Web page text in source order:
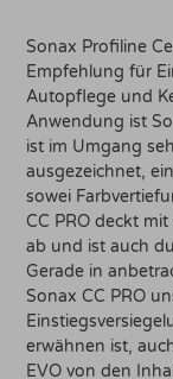
Sonax Profiline
Empfehlung für
Autopflege und
Anwendung ist
ist im Umgang
ausgezeichnet,
sowei
CC PRO deckt
ab und ist auch
Gerade in
Sonax CC PRO
erwähnen ist,
EVO von den